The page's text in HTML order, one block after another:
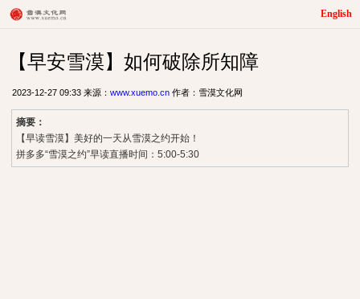
English
【早安雪漠】如何破除所知障
2023-12-27 09:33 来源： www.xuemo.cn 作者：雪漠文化网
摘要：
【早读雪漠】美好的一天从雪漠之约开始！
拼多多“雪漠之约”早读直播时间：5:00-5:30